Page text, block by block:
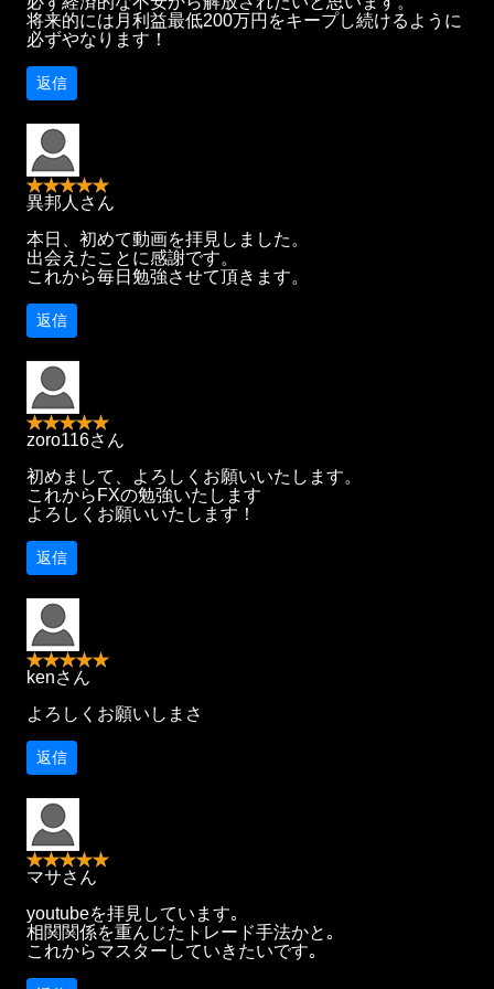
将来的には月利益最低200万円をキープし続けるように
必ずやなります！
返信
異邦人さん
本日、初めて動画を拝見しました。
出会えたことに感謝です。
これから毎日勉強させて頂きます。
返信
zoro116さん
初めまして、よろしくお願いいたします。
これからFXの勉強いたします
よろしくお願いいたします！
返信
kenさん
よろしくお願いしまさ
返信
マサさん
youtubeを拝見しています｡
相関関係を重んじたトレード手法かと｡
これからマスターしていきたいです｡